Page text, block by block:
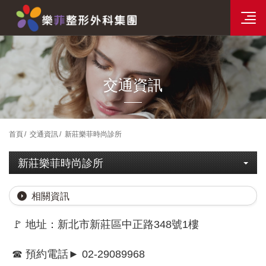
樂菲時尚整形選單
交通資訊
首頁 交通資訊 新莊樂菲時尚診所
新莊樂菲時尚診所
相關資訊
🚩 地址：新北市新莊區中正路348號1樓
☎ 預約電話► 02-29089968
分院資訊